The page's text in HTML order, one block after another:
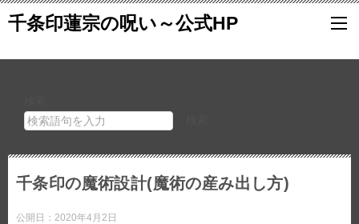
千条印蓮宗の呪い～公式HP
千条印の魔術設計(魔術の産み出し方)
公開日： 2020年4月2日